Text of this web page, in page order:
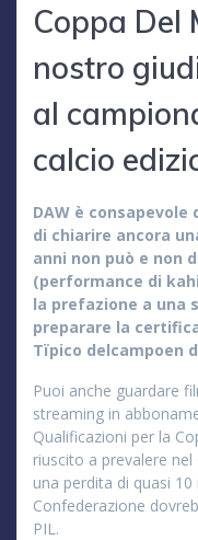
Coppa Del
nostro
al
calcio
DAW è
di chiarire ancora
anni non può e non
(performance di
la prefazione a una
preparare la
Tïpico delcampoen
Puoi anche guardare
streaming in
Qualificazioni per la
riuscito a prevalere
una perdita di quasi
Confederazione
PIL.